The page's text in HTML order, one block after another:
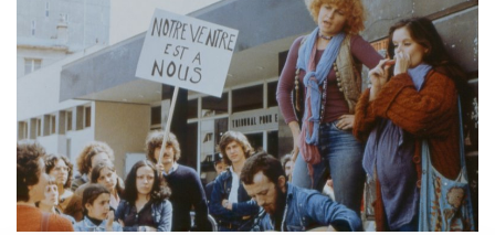
DIPLOMI E TEST
DELF-DALF
Altri test
MEDIATECA
Culturethèque
PERCORSO IN FRANCESE
Attività per la classe